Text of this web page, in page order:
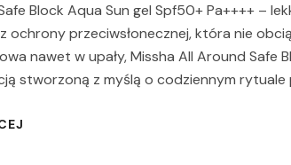
Block Aqua Sun gel Spf50+ Pa++++ –
ochrony przeciwsłonecznej, która nie
nawet w upały, Missha All Around Safe
stworzoną z myślą o codziennym rytuale